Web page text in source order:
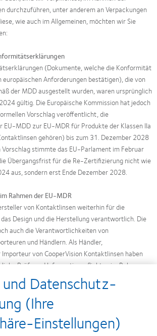
durchzuführen, unter anderem an Verpackungen
wie auch im Allgemeinen, möchten wir Sie
(Dokumente, welche die Konformität
Anforderungen bestätigen), die von
der MDD ausgestellt wurden, waren ursprünglich
gültig. Die Europäische Kommission hat jedoch
Vorschlag veröffentlicht, die
EU-MDD zur EU-MDR für Produkte der Klassen IIa
gehören) bis zum 31. Dezember 2028
stimmte das EU-Parlament im Februar
Übergangsfrist für die Re-Zertifizierung nicht wie
aus, sondern erst Ende Dezember 2028.
Rahmen der EU-MDR
von Kontaktlinsen weiterhin für die
Design und die Herstellung verantwortlich. Die
auch die Verantwortlichkeiten von
und Händlern. Als Händler,
von CooperVision Kontaktlinsen haben
Prüf- und Informationspflichten im Rahmen
Überblick gibt der Leitfaden zum
ZVA, den Sie auf der Website des Verbandes
und der Sie über die relevanten Details informiert
bei den zu berücksichtigenden
Datenschutz-
(Ihre
Einstellungen)